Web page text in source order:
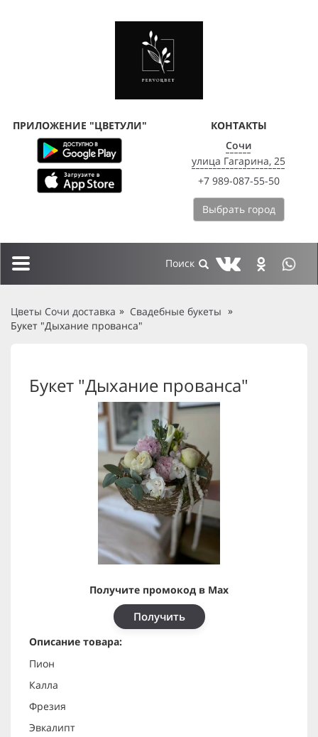
ПРИЛОЖЕНИЕ "ЦВЕТУЛИ"
КОНТАКТЫ
Сочи
улица Гагарина, 25
+7 989-087-55-50
Выбрать город
Toggle
Цветы Сочи доставка
Свадебные букеты
Букет "Дыхание прованса"
Букет "Дыхание прованса"
Получите промокод в Max
Получить
Описание товара:
Пион
Калла
Фрезия
Эвкалипт